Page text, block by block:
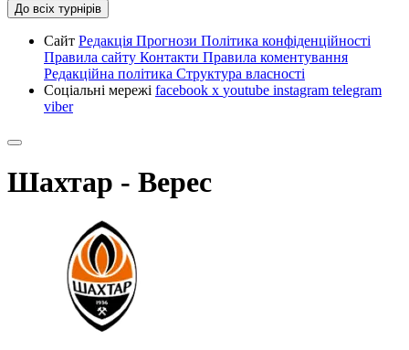
До всіх турнірів
Сайт Редакція Прогнози Політика конфіденційності
Правила сайту Контакти Правила коментування
Редакційна політика Структура власності
Соціальні мережі facebook x youtube instagram telegram
viber
Шахтар - Верес